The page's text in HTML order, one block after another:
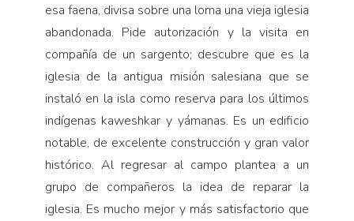
esa faena, divisa sobre una loma una vieja iglesia
abandonada. Pide autorización y la visita en
compañía de un sargento; descubre que es la
iglesia de la antigua misión salesiana que se
instaló en la isla como reserva para los últimos
indígenas kaweshkar y yámanas. Es un edificio
notable, de excelente construcción y gran valor
histórico. Al regresar al campo plantea a un
grupo de compañeros la idea de reparar la
iglesia. Es mucho mejor y más satisfactorio que